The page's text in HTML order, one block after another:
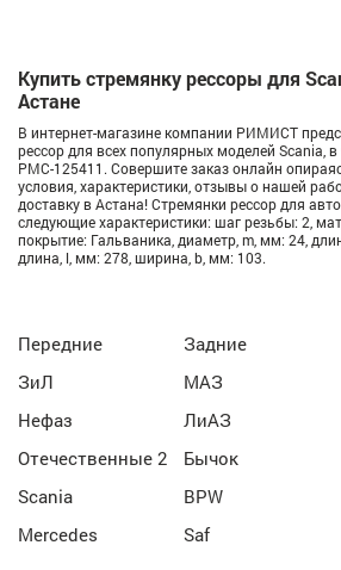
Купить стремянку рессоры для
Астане
В интернет-магазине компании РИМИСТ
рессор для всех популярных моделей Scania, в
РМС-125411. Совершите заказ онлайн
условия, характеристики, отзывы о нашей
доставку в Астана! Стремянки рессор для
следующие характеристики: шаг резьбы: 2,
покрытие: Гальваника, диаметр, m, мм: 24,
длина, l, мм: 278, ширина, b, мм: 103.
Передние Задние
ЗиЛ
МАЗ
Нефаз
ЛиАЗ
Отечественные 2
Бычок
Scania
BPW
Mercedes
Saf